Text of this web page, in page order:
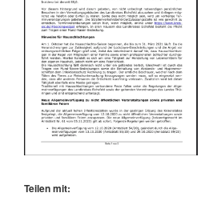
Teilen mit: